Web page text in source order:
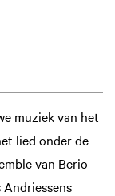
muziek van het
lied onder de
van Berio